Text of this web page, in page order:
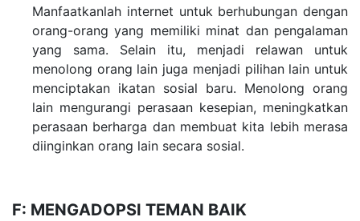
Manfaatkanlah internet untuk berhubungan dengan
orang-orang yang memiliki minat dan pengalaman
yang sama. Selain itu, menjadi relawan untuk
menolong orang lain juga menjadi pilihan lain untuk
menciptakan ikatan sosial baru. Menolong orang
lain mengurangi perasaan kesepian, meningkatkan
perasaan berharga dan membuat kita lebih merasa
diinginkan orang lain secara sosial.
F: MENGADOPSI TEMAN BAIK